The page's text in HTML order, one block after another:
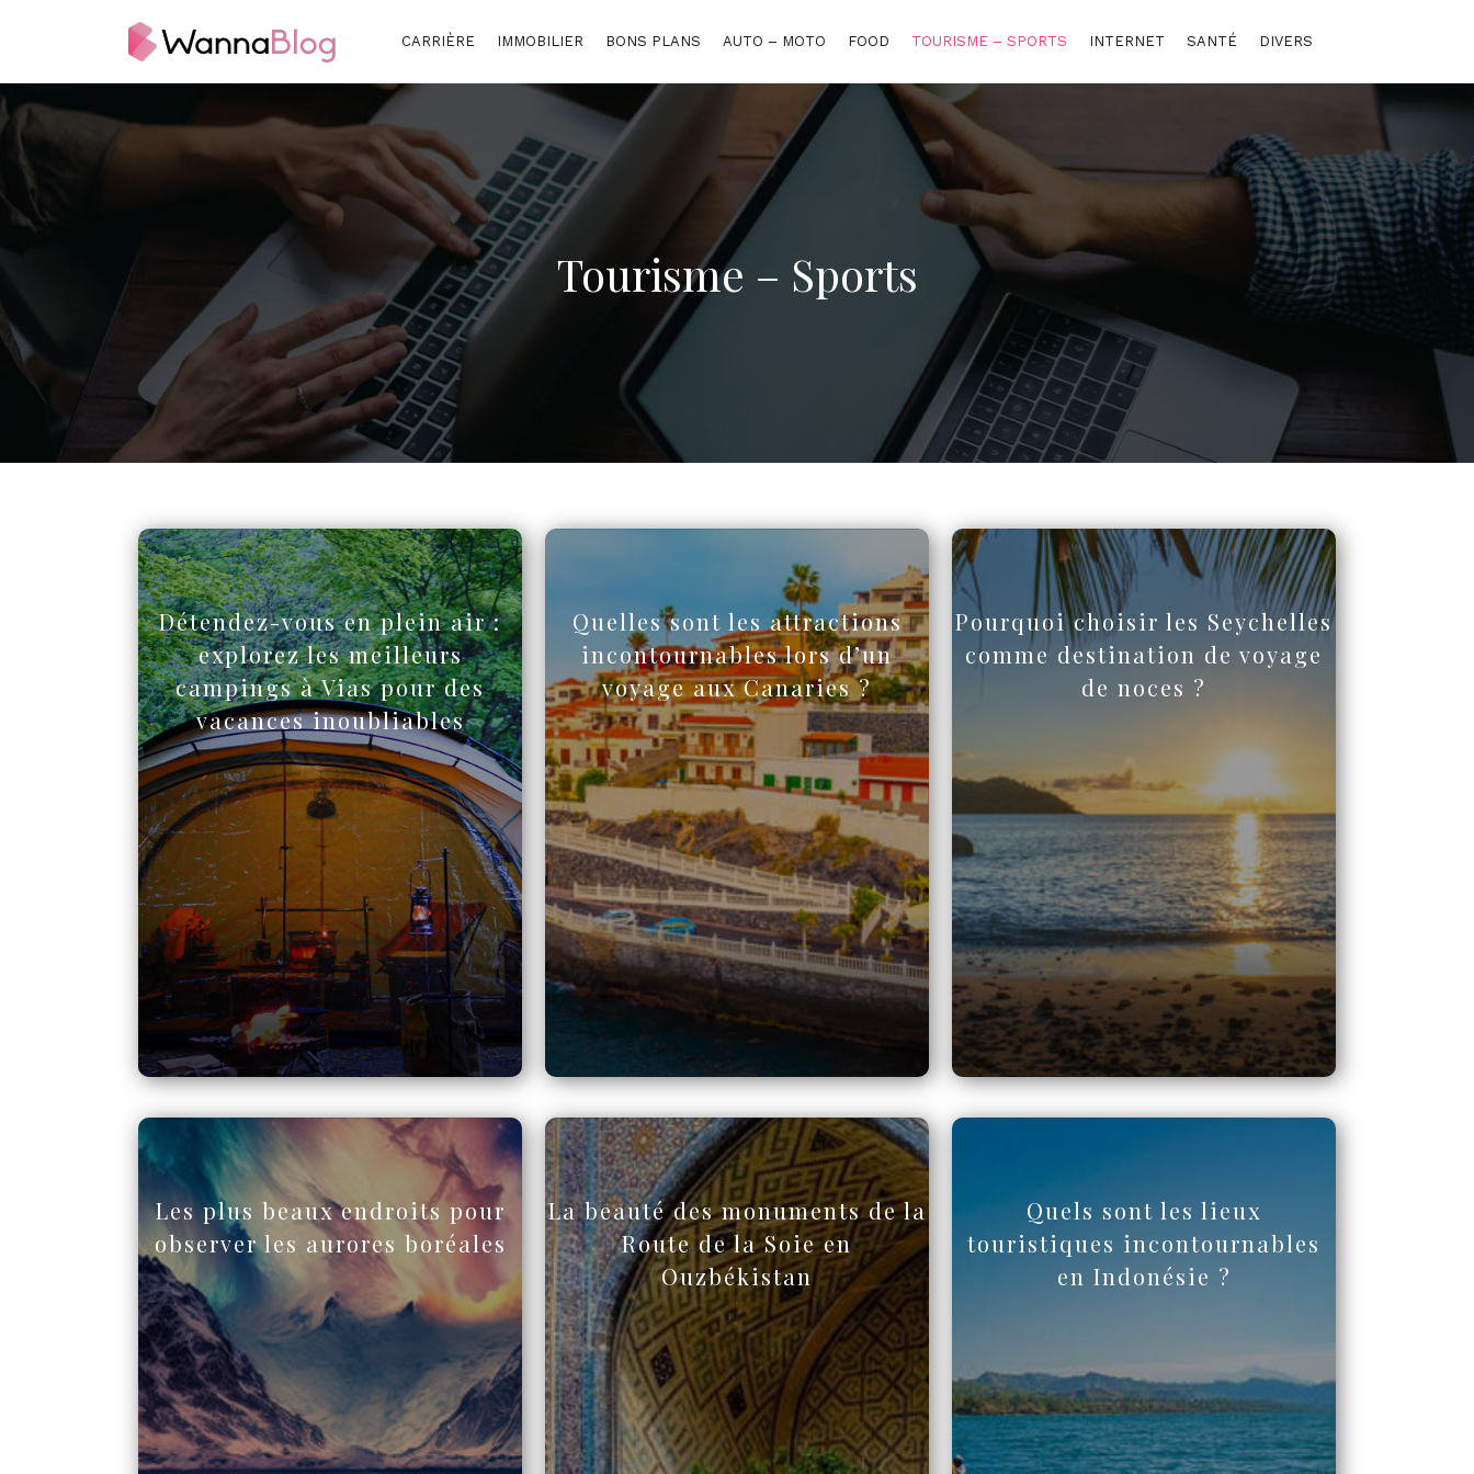
CARRIÈRE IMMOBILIER BONS PLANS AUTO – MOTO FOOD TOURISME – SPORTS INTERNET SANTÉ DIVERS
Tourisme – Sports
Détendez-vous en plein air :
explorez les meilleurs
campings à Vias pour des
vacances inoubliables
Quelles sont les attractions
incontournables lors d’un
voyage aux Canaries ?
Pourquoi choisir les Seychelles
comme destination de voyage
de noces ?
Les plus beaux endroits pour
observer les aurores boréales
La beauté des monuments de la
Route de la Soie en
Ouzbékistan
Quels sont les lieux
touristiques incontournables
en Indonésie ?